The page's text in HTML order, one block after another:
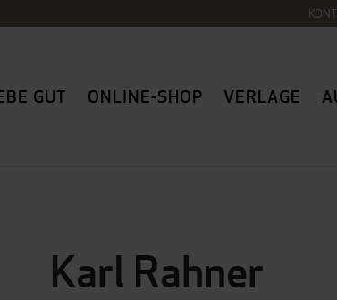
GUT ONLINE-SHOP VERLAGE
Karl Rahner